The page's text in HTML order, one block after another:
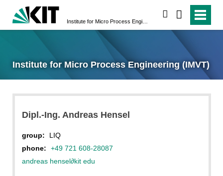
Institute for Micro Process Engineering (IMVT)
Dipl.-Ing. Andreas Hensel
group:
LIQ
phone:
+49 721 608-28087
andreas hensel∂kit edu